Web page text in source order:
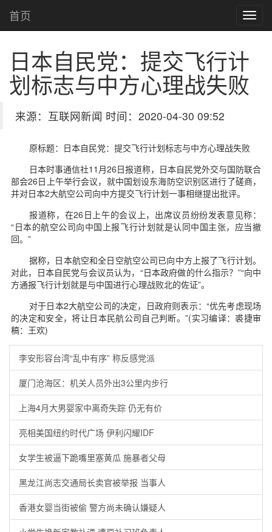
首页
日本自民党：提交飞行计
划标志与中方心理战失败
来源：互联网新闻 时间：2020-04-30 09:52
原标题：日本自民党：提交飞行计划标志与中方心理战失败
日本时事通信社11月26日报道称，日本自民党外交与国防联合
部会26日上午举行会议，就中国划设东海防空识别区进行了磋商，
并对日本2大航空公司向中方提交飞行计划一事相继提出批评。
报道称，在26日上午的会议上，出席议员纷纷发表意见称：
“日本的航空公司向中国上报飞行计划就是认同中国主张，应当撤
回。”
据称，日本航空和全日空航空公司已向中方上报了飞行计划。
对此，日本自民党与会议员认为，“日本政府做的什么指示？”“向中
方通报飞行计划就是与中国进行心理战败北的佐证”。
对于日本2大航空公司的决定，日政府则表示：“优先考虑现场
的决定和安全，将让日本民航公司自己判断。”(实习编译：裘捷审
稿：王欢)
李安形容台湾“乱中有序” 称反感党派
厦门沧海区：机关人员外出3公里内步行
上海4月大男婴家中离奇失踪 仍无有价
亮相美国纽约时代广场 伊利闪耀IDF
女学生被逼下跪嘴里塞黄瓜 施暴者父母
黑龙江尚志交通局长卖官被举报 当事人
香港女婴当街被偷 警方尚未确认嫌疑人